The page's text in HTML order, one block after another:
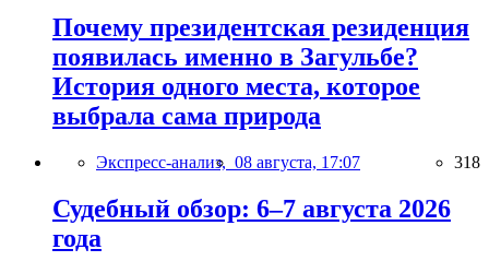
Почему президентская резиденция
появилась именно в Загульбе?
История одного места, которое
выбрала сама природа
Экспресс-анализ, 08 августа, 17:07 318
Судебный обзор: 6–7 августа 2026
года